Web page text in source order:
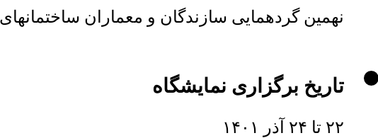
نهمین گردهمایی سازندگان و معماران ساختمانهای
تاریخ برگزاری نمایشگاه
۲۲ تا ۲۴ آذر ۱۴۰۱